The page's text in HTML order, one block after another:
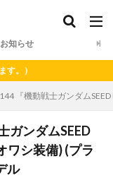
お知らせ
144 『機動戦士ガンダム
ガンダムSEED
ワシ装備) (プラ
ル